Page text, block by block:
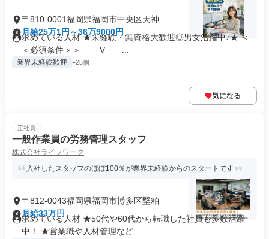
〒810-0001福岡県福岡市中央区天神
月給25万1円～36万9000円
求めている人材 ★未経験・無資格大歓迎◎男女活躍中♪★ ＜
＜必須条件＞＞ ￣￣V￣￣...
業界未経験歓迎 +25個
気になる
正社員
一般作業員の労務管理スタッフ
株式会社ライフワーク
入社したスタッフのほぼ100％が業界未経験からのスタートです
〒812-0043福岡県福岡市博多区堅粕
月給33万円
求めている人材 ★50代や60代から転職した社員も多数活躍
中！ ★営業職や人材管理など...